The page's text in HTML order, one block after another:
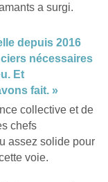
a surgi.
depuis 2016
nécessaires
Et
fait. »
collective et de
chefs
assez solide pour
voie.